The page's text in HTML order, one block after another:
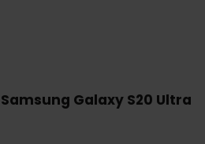
›Samsung Galaxy S20 Ultra